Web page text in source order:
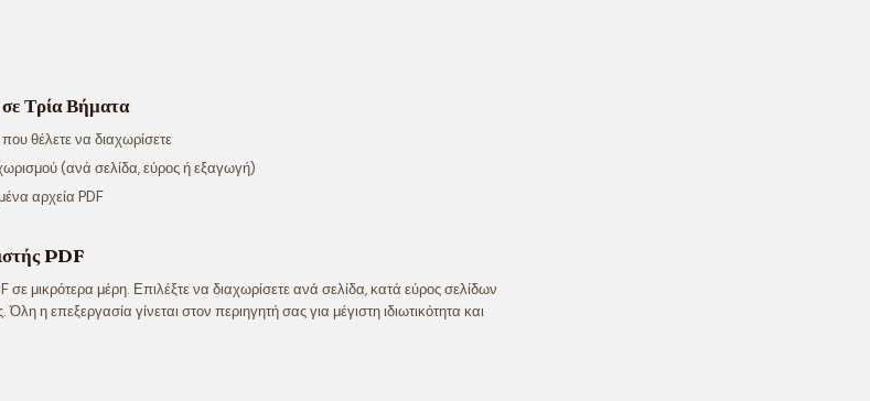
Τρία Βήματα
θέλετε να διαχωρίσετε
(ανά σελίδα, εύρος ή εξαγωγή)
αρχεία PDF
PDF
μικρότερα μέρη. Επιλέξτε να διαχωρίσετε ανά σελίδα, κατά εύρος σελίδων
η επεξεργασία γίνεται στον περιηγητή σας για μέγιστη ιδιωτικότητα και